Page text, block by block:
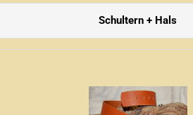
Schultern + Hals